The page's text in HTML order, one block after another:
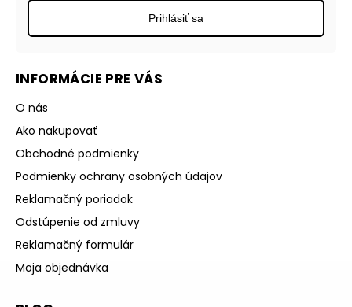
INFORMÁCIE PRE VÁS
O nás
Ako nakupovať
Obchodné podmienky
Podmienky ochrany osobných údajov
Reklamačný poriadok
Odstúpenie od zmluvy
Reklamačný formulár
Moja objednávka
Prihlásiť sa